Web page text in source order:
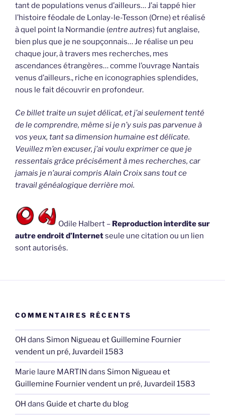
tant de populations venus d’ailleurs… J’ai tappé hier
l’histoire féodale de Lonlay-le-Tesson (Orne) et réalisé
à quel point la Normandie (entre autres) fut anglaise,
bien plus que je ne soupçonnais… Je réalise un peu
chaque jour, à travers mes recherches, mes
ascendances étrangères… comme l’ouvrage Nantais
venus d’ailleurs., riche en iconographies splendides,
nous le fait découvrir en profondeur.
Ce billet traite un sujet délicat, et j’ai seulement tenté
de le comprendre, même si je n’y suis pas parvenue à
vos yeux, tant sa dimension humaine est délicate.
Veuillez m’en excuser, j’ai voulu exprimer ce que je
ressentais grâce précisément à mes recherches, car
jamais je n’aurai compris Alain Croix sans tout ce
travail généalogique derrière moi.
Odile Halbert – Reproduction interdite sur
autre endroit d’Internetseule une citation ou un lien
sont autorisés.
COMMENTAIRES RÉCENTS
OH dans Simon Nigueau et Guillemine Fournier
vendent un pré, Juvardeil 1583
Marie laure MARTIN dans Simon Nigueau et
Guillemine Fournier vendent un pré, Juvardeil 1583
OH dans Guide et charte du blog